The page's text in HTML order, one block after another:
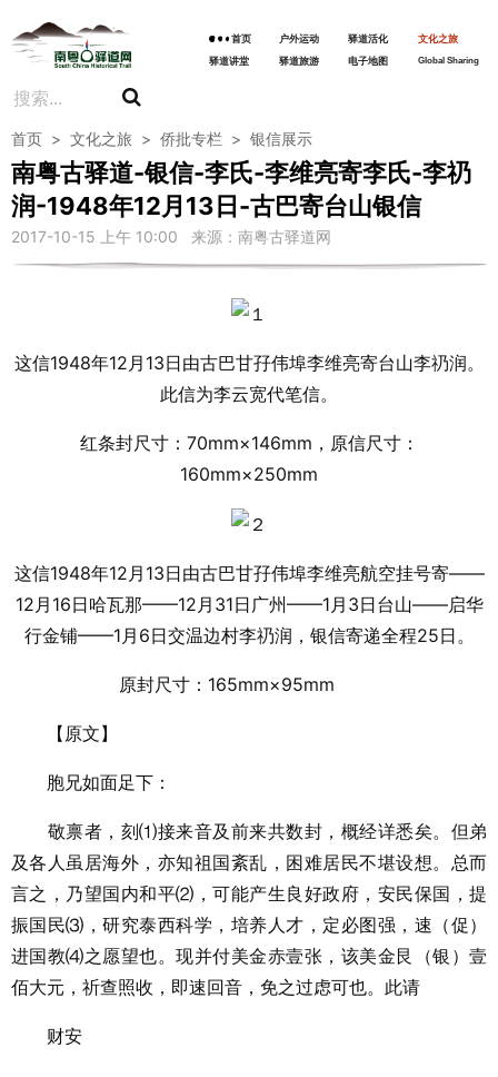
首页 户外运动 驿道活化
文化之旅
驿道讲堂
驿道旅游 电子地图 Global Sharing
首页 > 文化之旅 > 侨批专栏 > 银信展示
南粤古驿道-银信-李氏-李维亮寄李氏-李礽
润-1948年12月13日-古巴寄台山银信
2017-10-15 上午 10:00 来源：南粤古驿道网
这信1948年12月13日由古巴甘孖伟埠李维亮寄台山李礽润。
此信为李云宽代笔信。
红条封尺寸：70mm×146mm，原信尺寸：
160mm×250mm
这信1948年12月13日由古巴甘孖伟埠李维亮航空挂号寄——
12月16日哈瓦那——12月31日广州——1月3日台山——启华
行金铺——1月6日交温边村李礽润，银信寄递全程25日。
原封尺寸：165mm×95mm
【原文】
胞兄如面足下：
敬禀者，刻⑴接来音及前来共数封，概经详悉矣。但弟
及各人虽居海外，亦知祖国紊乱，困难居民不堪设想。总而
言之，乃望国内和平⑵，可能产生良好政府，安民保国，提
振国民⑶，研究泰西科学，培养人才，定必图强，速（促）
进国教⑷之愿望也。现并付美金赤壹张，该美金艮（银）壹
佰大元，祈查照收，即速回音，免之过虑可也。此请
财安